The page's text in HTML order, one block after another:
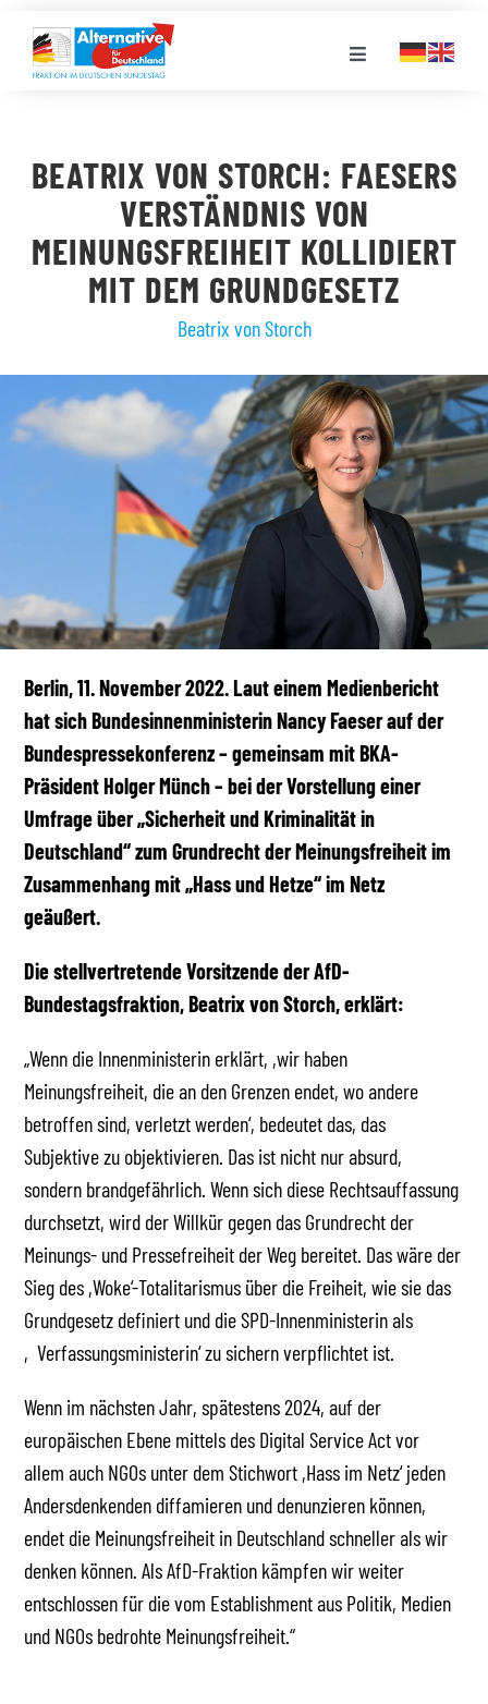
Inhalt
springen
Toggle
LANDESGRUPPEN
VERANSTALTUNGEN
STELLENPORTAL
BEATRIX VON STORCH: FAESERS
VERSTÄNDNIS VON
MEINUNGSFREIHEIT KOLLIDIERT
MIT DEM GRUNDGESETZ
Beatrix von Storch
Berlin, 11. November 2022. Laut einem Medienbericht
hat sich Bundesinnenministerin Nancy Faeser auf der
Bundespressekonferenz – gemeinsam mit BKA-
Präsident Holger Münch – bei der Vorstellung einer
Umfrage über „Sicherheit und Kriminalität in
Deutschland“ zum Grundrecht der Meinungsfreiheit im
Zusammenhang mit „Hass und Hetze“ im Netz
geäußert.
Die stellvertretende Vorsitzende der AfD-
Bundestagsfraktion, Beatrix von Storch, erklärt:
„Wenn die Innenministerin erklärt, ,wir haben
Meinungsfreiheit, die an den Grenzen endet, wo andere
betroffen sind, verletzt werden‘, bedeutet das, das
Subjektive zu objektivieren. Das ist nicht nur absurd,
sondern brandgefährlich. Wenn sich diese Rechtsauffassung
durchsetzt, wird der Willkür gegen das Grundrecht der
Meinungs- und Pressefreiheit der Weg bereitet. Das wäre der
Sieg des ,Woke‘-Totalitarismus über die Freiheit, wie sie das
Grundgesetz definiert und die SPD-Innenministerin als
‚Verfassungsministerin‘ zu sichern verpflichtet ist.
Wenn im nächsten Jahr, spätestens 2024, auf der
europäischen Ebene mittels des Digital Service Act vor
allem auch NGOs unter dem Stichwort ,Hass im Netz‘ jeden
Andersdenkenden diffamieren und denunzieren können,
endet die Meinungsfreiheit in Deutschland schneller als wir
denken können. Als AfD-Fraktion kämpfen wir weiter
entschlossen für die vom Establishment aus Politik, Medien
und NGOs bedrohte Meinungsfreiheit.“